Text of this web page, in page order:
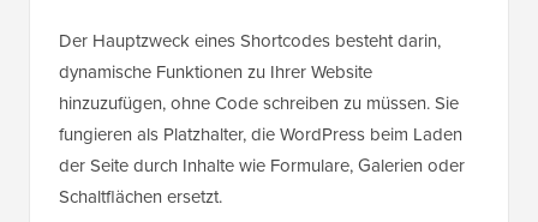
Der Hauptzweck eines Shortcodes besteht darin,
dynamische Funktionen zu Ihrer Website
hinzuzufügen, ohne Code schreiben zu müssen. Sie
fungieren als Platzhalter, die WordPress beim Laden
der Seite durch Inhalte wie Formulare, Galerien oder
Schaltflächen ersetzt.